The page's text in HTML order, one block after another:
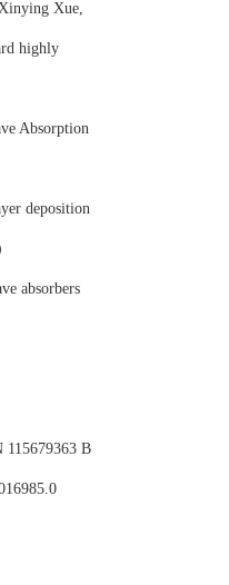
Xue,
highly
Absorption
deposition
absorbers
115679363 B